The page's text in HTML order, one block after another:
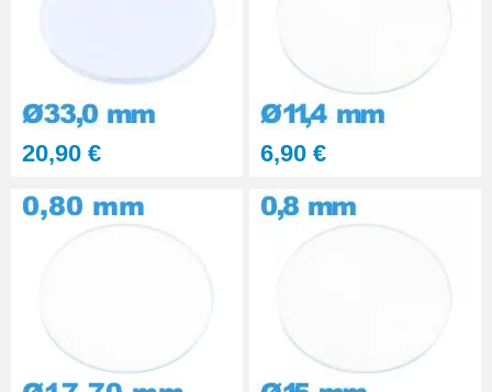
20,90 € 6,90 €